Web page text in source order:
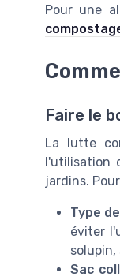
Pour une
Faire le
La lutte
l'utilisation
jardins.
Type
éviter
Sac